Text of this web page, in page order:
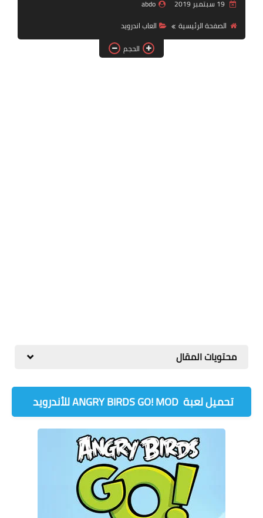
abdo
الصفحة الرئيسية
العاب اندرويد
الحجم
محتويات المقال
تحميل لعبة ‏ ANGRY BIRDS GO! MOD للأندرويد